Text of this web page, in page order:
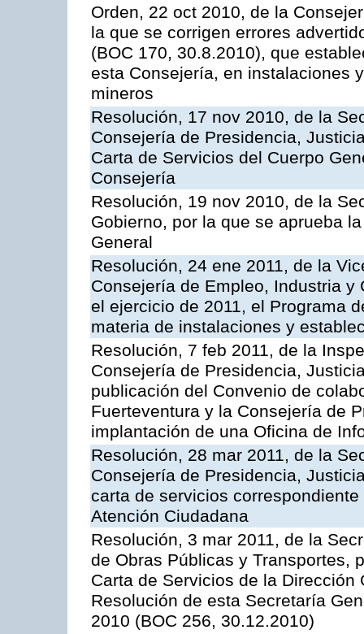
Orden, 22 oct 2010, de la
la que se corrigen errores
(BOC 170, 30.8.2010), que
esta Consejería, en instalaciones
mineros
Resolución, 17 nov 2010, de la
Consejería de Presidencia,
Carta de Servicios del Cuerpo
Consejería
Resolución, 19 nov 2010, de la
Gobierno, por la que se aprueba
General
Resolución, 24 ene 2011, de la
Consejería de Empleo, Industria
el ejercicio de 2011, el Programa
materia de instalaciones y
Resolución, 7 feb 2011, de la
Consejería de Presidencia,
publicación del Convenio de
Fuerteventura y la Consejería de
implantación de una Oficina de
Resolución, 28 mar 2011, de la
Consejería de Presidencia,
carta de servicios
Atención Ciudadana
Resolución, 3 mar 2011, de la
de Obras Públicas y Transportes,
Carta de Servicios de la
Resolución de esta Secretaría
2010 (BOC 256, 30.12.2010)